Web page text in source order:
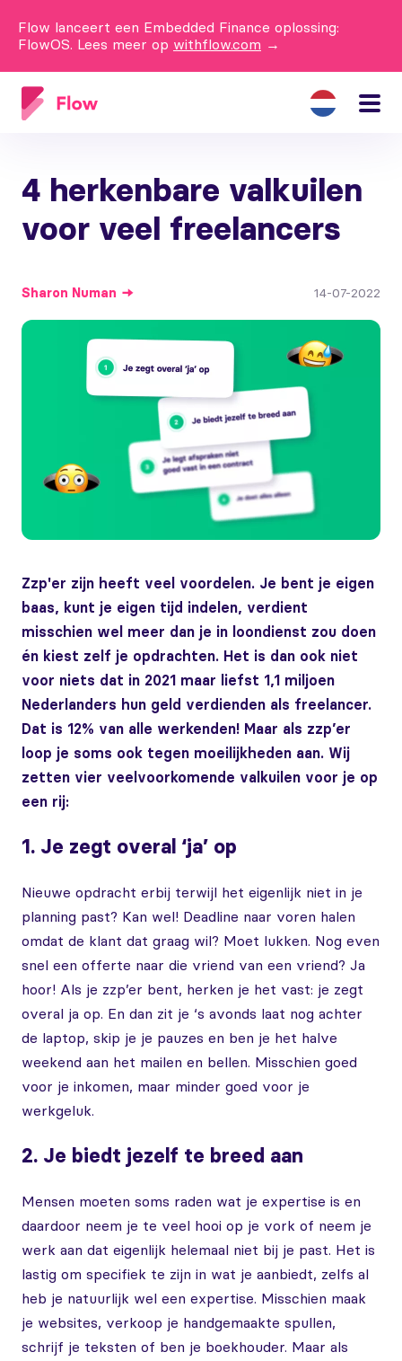
Flow lanceert een Embedded Finance oplossing:
FlowOS. Lees meer op withflow.com →
4 herkenbare valkuilen
voor veel freelancers
Sharon Numan 14-07-2022
Zzp'er zijn heeft veel voordelen. Je bent je eigen
baas, kunt je eigen tijd indelen, verdient
misschien wel meer dan je in loondienst zou doen
én kiest zelf je opdrachten. Het is dan ook niet
voor niets dat in 2021 maar liefst 1,1 miljoen
Nederlanders hun geld verdienden als freelancer.
Dat is 12% van alle werkenden! Maar als zzp’er
loop je soms ook tegen moeilijkheden aan. Wij
zetten vier veelvoorkomende valkuilen voor je op
een rij:
1. Je zegt overal ‘ja’ op
Nieuwe opdracht erbij terwijl het eigenlijk niet in je
planning past? Kan wel! Deadline naar voren halen
omdat de klant dat graag wil? Moet lukken. Nog even
snel een offerte naar die vriend van een vriend? Ja
hoor! Als je zzp’er bent, herken je het vast: je zegt
overal ja op. En dan zit je ‘s avonds laat nog achter
de laptop, skip je je pauzes en ben je het halve
weekend aan het mailen en bellen. Misschien goed
voor je inkomen, maar minder goed voor je
werkgeluk.
2. Je biedt jezelf te breed aan
Mensen moeten soms raden wat je expertise is en
daardoor neem je te veel hooi op je vork of neem je
werk aan dat eigenlijk helemaal niet bij je past. Het is
lastig om specifiek te zijn in wat je aanbiedt, zelfs al
heb je natuurlijk wel een expertise. Misschien maak
je websites, verkoop je handgemaakte spullen,
schrijf je teksten of ben je boekhouder. Maar als